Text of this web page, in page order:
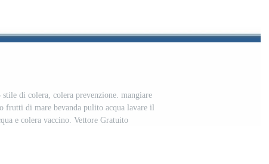
di colera, colera prevenzione. mangiare
frutti di mare bevanda pulito acqua lavare il
e colera vaccino. Vettore Gratuito